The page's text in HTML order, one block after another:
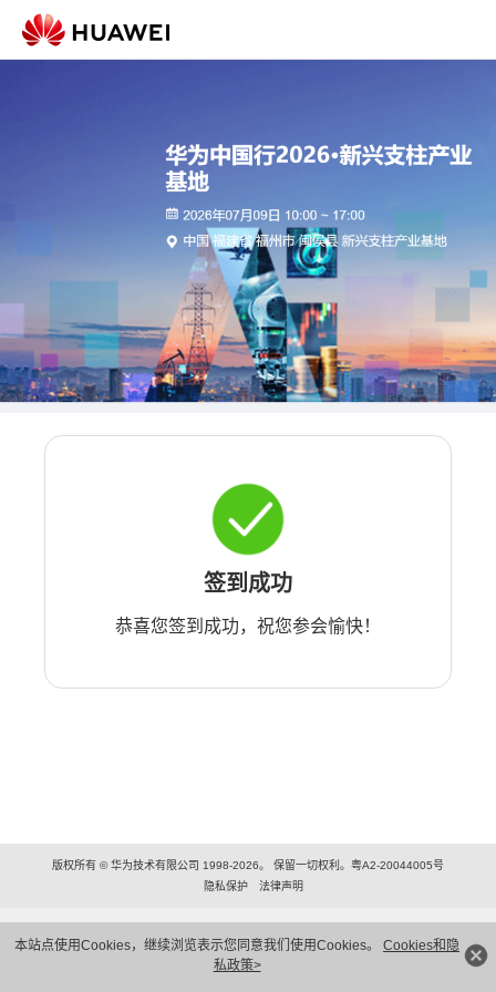
本站点使用Cookies，继续浏览表示您同意我们使用Cookies。 Cookies和隐
私政策>
签到成功
恭喜您签到成功，祝您参会愉快！
版权所有 © 华为技术有限公司 1998-2026。 保留一切权利。粤A2-20044005号
隐私保护
法律声明